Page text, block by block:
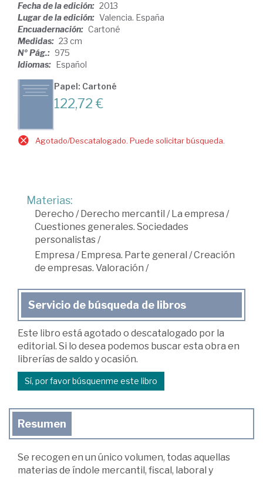
Fecha de la edición: 2013
Lugar de la edición: Valencia. España
Encuadernación: Cartoné
Medidas: 23 cm
Nº Pág.: 975
Idiomas: Español
Papel: Cartoné
122,72 €
Agotado/Descatalogado. Puede solicitar búsqueda.
Materias:
Derecho / Derecho mercantil / La empresa /
Cuestiones generales. Sociedades
personalistas/
Empresa / Empresa. Parte general /Creación
de empresas. Valoración /
Servicio de búsqueda de libros
Este libro está agotado o descatalogado por la
editorial. Si lo desea podemos buscar esta obra en
librerías de saldo y ocasión.
Sí, por favor búsquenme este libro
Resumen
Se recogen en un único volumen, todas aquellas
materias de índole mercantil, fiscal, laboral y